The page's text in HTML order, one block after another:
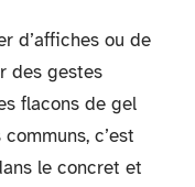
d’affiches ou de
des gestes
flacons de gel
c’est
le concret et